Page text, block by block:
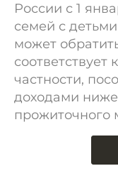
России с 1
семей с
может
частности,
доходами
прожиточного